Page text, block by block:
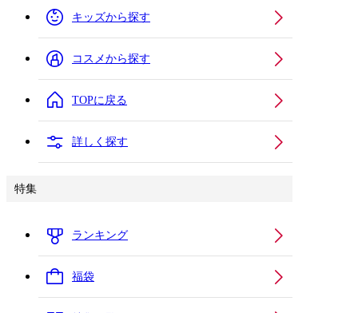
キッズから探す
コスメから探す
TOPに戻る
詳しく探す
特集
ランキング
福袋